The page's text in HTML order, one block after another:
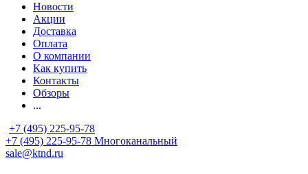
Новости
Акции
Доставка
Оплата
О компании
Как купить
Контакты
Обзоры
...
+7 (495) 225-95-78
+7 (495) 225-95-78 Многоканальный
sale@ktnd.ru